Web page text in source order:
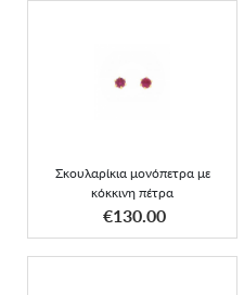
Σκουλαρίκια μονόπετρα με
κόκκινη πέτρα
€130.00
Σκουλαρίκια μονόπετρα
με κόκκινη πέτρα
ΑΠΟΚΤΗΣΕ ΤΟ